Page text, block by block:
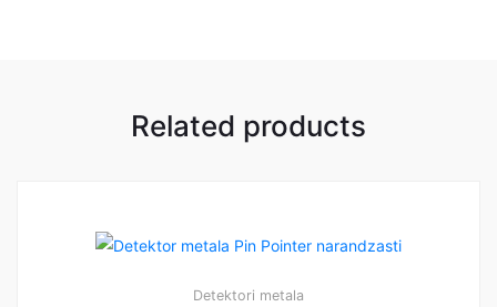
Related products
Detektori metala